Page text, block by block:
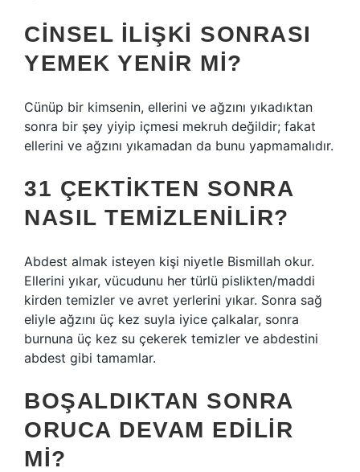
CINSEL ILIŞKI SONRASI
YEMEK YENIR MI?
Cünüp bir kimsenin, ellerini ve ağzını yıkadıktan
sonra bir şey yiyip içmesi mekruh değildir; fakat
ellerini ve ağzını yıkamadan da bunu yapmamalıdır.
31 ÇEKTIKTEN SONRA
NASIL TEMIZLENILIR?
Abdest almak isteyen kişi niyetle Bismillah okur.
Ellerini yıkar, vücudunu her türlü pislikten/maddi
kirden temizler ve avret yerlerini yıkar. Sonra sağ
eliyle ağzını üç kez suyla iyice çalkalar, sonra
burnuna üç kez su çekerek temizler ve abdestini
abdest gibi tamamlar.
BOŞALDIKTAN SONRA
ORUCA DEVAM EDILIR
MI?